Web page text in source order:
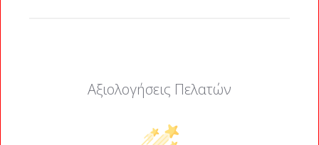
Αξιολογήσεις Πελατών